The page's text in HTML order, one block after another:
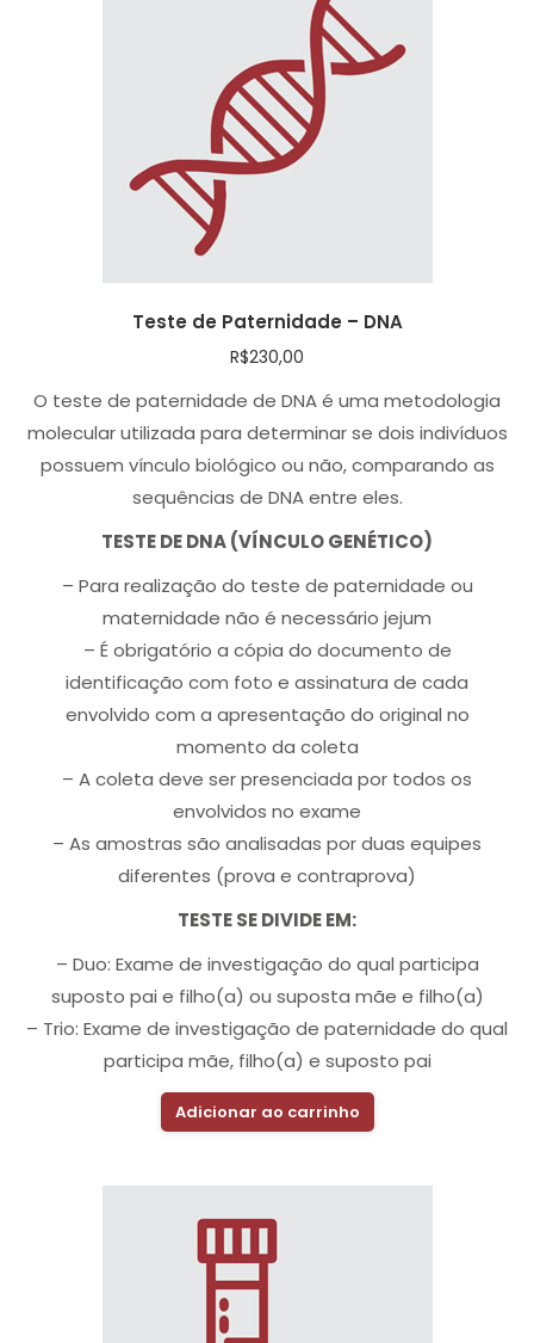
Teste de Paternidade – DNA
R$230,00
O teste de paternidade de DNA é uma metodologia
molecular utilizada para determinar se dois indivíduos
possuem vínculo biológico ou não, comparando as
sequências de DNA entre eles.
TESTE DE DNA (VÍNCULO GENÉTICO)
– Para realização do teste de paternidade ou
maternidade não é necessário jejum
– É obrigatório a cópia do documento de
identificação com foto e assinatura de cada
envolvido com a apresentação do original no
momento da coleta
– A coleta deve ser presenciada por todos os
envolvidos no exame
– As amostras são analisadas por duas equipes
diferentes (prova e contraprova)
TESTE SE DIVIDE EM:
– Duo: Exame de investigação do qual participa
suposto pai e filho(a) ou suposta mãe e filho(a)
– Trio: Exame de investigação de paternidade do qual
participa mãe, filho(a) e suposto pai
Adicionar ao carrinho